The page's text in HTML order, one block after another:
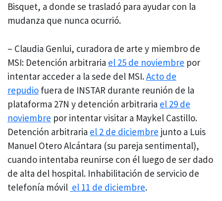
Bisquet, a donde se trasladó para ayudar con la
mudanza que nunca ocurrió.
– Claudia Genlui, curadora de arte y miembro de
MSI: Detención arbitraria el 25 de noviembre por
intentar acceder a la sede del MSI.Acto de
repudio fuera de INSTAR durante reunión de la
plataforma 27N y detención arbitraria el 29 de
noviembre por intentar visitar a Maykel Castillo.
Detención arbitraria el 2 de diciembre junto a Luis
Manuel Otero Alcántara (su pareja sentimental),
cuando intentaba reunirse con él luego de ser dado
de alta del hospital. Inhabilitación de servicio de
telefonía móvil el 11 de diciembre.